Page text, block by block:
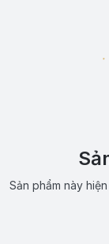
Sản phẩm này